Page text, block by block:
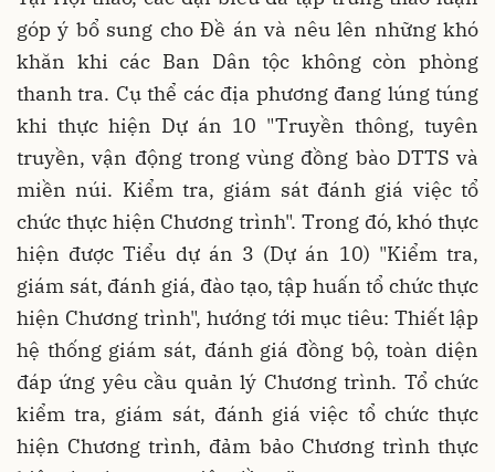
góp ý bổ sung cho Đề án và nêu lên những khó
khăn khi các Ban Dân tộc không còn phòng
thanh tra. Cụ thể các địa phương đang lúng túng
khi thực hiện Dự án 10 "Truyền thông, tuyên
truyền, vận động trong vùng đồng bào DTTS và
miền núi. Kiểm tra, giám sát đánh giá việc tổ
chức thực hiện Chương trình". Trong đó, khó thực
hiện được Tiểu dự án 3 (Dự án 10) "Kiểm tra,
giám sát, đánh giá, đào tạo, tập huấn tổ chức thực
hiện Chương trình", hướng tới mục tiêu: Thiết lập
hệ thống giám sát, đánh giá đồng bộ, toàn diện
đáp ứng yêu cầu quản lý Chương trình. Tổ chức
kiểm tra, giám sát, đánh giá việc tổ chức thực
hiện Chương trình, đảm bảo Chương trình thực